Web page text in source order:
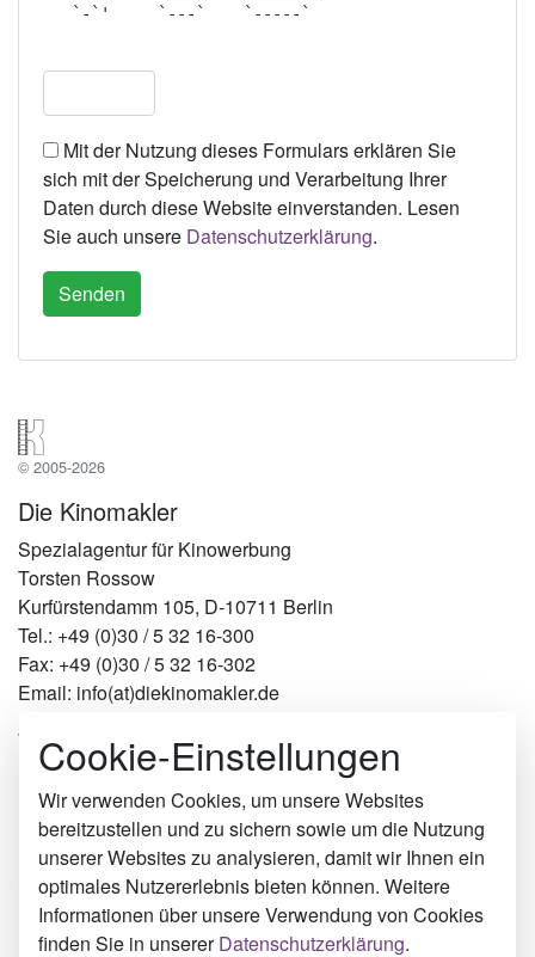
   `-`'     `---`    `-----`
Mit der Nutzung dieses Formulars erklären Sie
sich mit der Speicherung und Verarbeitung Ihrer
Daten durch diese Website einverstanden. Lesen
Sie auch unsere Datenschutzerklärung.
© 2005-2026
Die Kinomakler
Spezialagentur für Kinowerbung
Torsten Rossow
Kurfürstendamm 105, D-10711 Berlin
Tel.: +49 (0)30 / 5 32 16-300
Fax: +49 (0)30 / 5 32 16-302
Email: info(at)diekinomakler.de
Werben in Städten
Berlin
Hamburg
München
Köln
Schwalmstadt
Bad Reichenhall
Delmenhorst
Cookie-Einstellungen
Wir verwenden Cookies, um unsere Websites
bereitzustellen und zu sichern sowie um die Nutzung
unserer Websites zu analysieren, damit wir Ihnen ein
optimales Nutzererlebnis bieten können. Weitere
Informationen über unsere Verwendung von Cookies
finden Sie in unsererDatenschutzerklärung.